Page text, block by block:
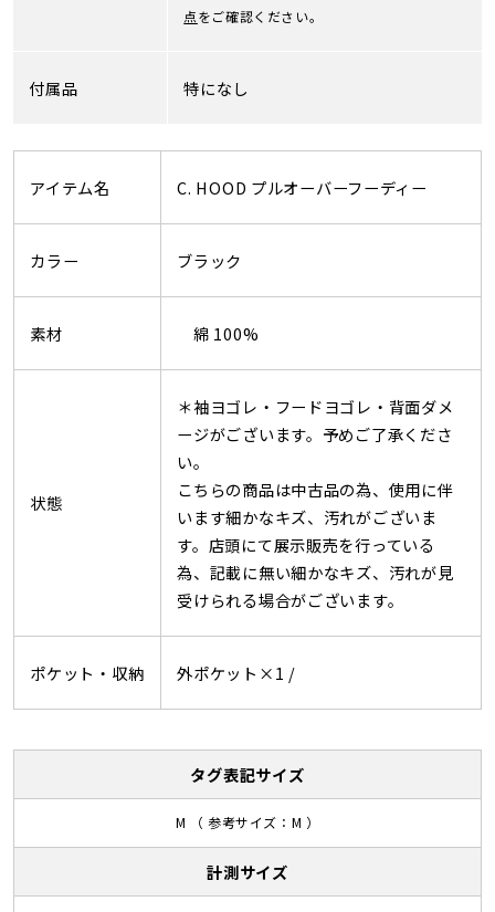
点をご確認ください。
付属品 特になし
アイテム名 C. HOOD プルオーバーフーディー
カラー ブラック
素材 綿 100%
状態
＊袖ヨゴレ・フードヨゴレ・背面ダメ
ージがございます。予めご了承くださ
い。
こちらの商品は中古品の為、使用に伴
います細かなキズ、汚れがございま
す。店頭にて展示販売を行っている
為、記載に無い細かなキズ、汚れが見
受けられる場合がございます。
ポケット・収納 外ポケット×1 /
タグ表記サイズ
M （ 参考サイズ：M ）
計測サイズ